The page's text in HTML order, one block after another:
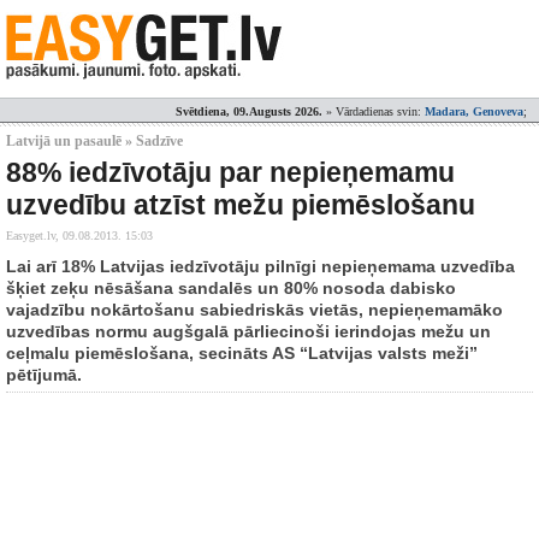
Svētdiena, 09.Augusts 2026. » Vārdadienas svin: Madara, Genoveva;
Latvijā un pasaulē » Sadzīve
88% iedzīvotāju par nepieņemamu
uzvedību atzīst mežu piemēslošanu
Easyget.lv, 09.08.2013. 15:03
Lai arī 18% Latvijas iedzīvotāju pilnīgi nepieņemama uzvedība
šķiet zeķu nēsāšana sandalēs un 80% nosoda dabisko
vajadzību nokārtošanu sabiedriskās vietās, nepieņemamāko
uzvedības normu augšgalā pārliecinoši ierindojas mežu un
ceļmalu piemēslošana, secināts AS “Latvijas valsts meži”
pētījumā.